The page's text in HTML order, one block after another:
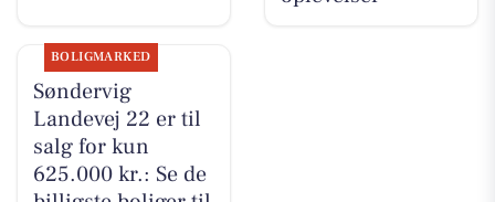
BOLIGMARKED
Søndervig
Landevej 22 er til
salg for kun
625.000 kr.: Se de